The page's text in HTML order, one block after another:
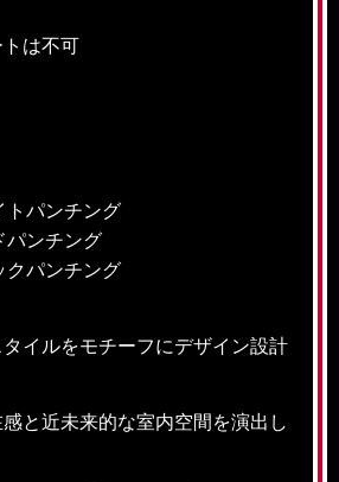
は不可
パンチング
パンチング
パンチング
イルをモチーフにデザイン設計
と近未来的な室内空間を演出し